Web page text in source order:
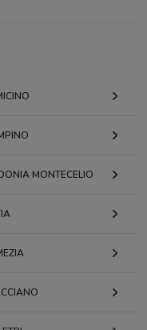
MONTECELIO